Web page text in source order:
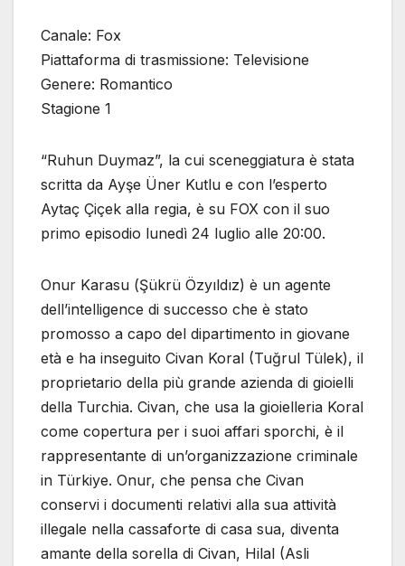
Canale: Fox
Piattaforma di trasmissione: Televisione
Genere: Romantico
Stagione 1
“Ruhun Duymaz”, la cui sceneggiatura è stata
scritta da Ayşe Üner Kutlu e con l’esperto
Aytaç Çiçek alla regia, è su FOX con il suo
primo episodio lunedì 24 luglio alle 20:00.
Onur Karasu (Şükrü Özyıldız) è un agente
dell’intelligence di successo che è stato
promosso a capo del dipartimento in giovane
età e ha inseguito Civan Koral (Tuğrul Tülek), il
proprietario della più grande azienda di gioielli
della Turchia. Civan, che usa la gioielleria Koral
come copertura per i suoi affari sporchi, è il
rappresentante di un’organizzazione criminale
in Türkiye. Onur, che pensa che Civan
conservi i documenti relativi alla sua attività
illegale nella cassaforte di casa sua, diventa
amante della sorella di Civan, Hilal (Asli